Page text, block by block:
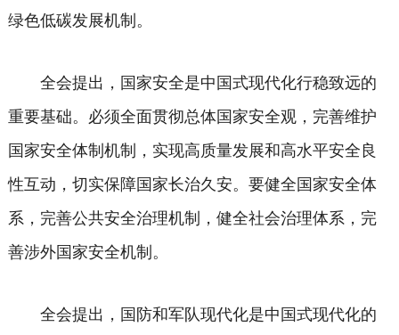
绿色低碳发展机制。
全会提出，国家安全是中国式现代化行稳致远的
重要基础。必须全面贯彻总体国家安全观，完善维护
国家安全体制机制，实现高质量发展和高水平安全良
性互动，切实保障国家长治久安。要健全国家安全体
系，完善公共安全治理机制，健全社会治理体系，完
善涉外国家安全机制。
全会提出，国防和军队现代化是中国式现代化的